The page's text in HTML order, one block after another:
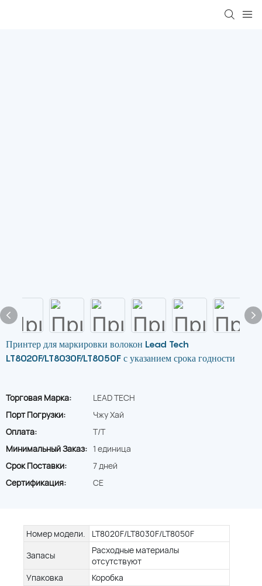
Принтер для маркировки волокон Lead Tech
LT8020F/LT8030F/LT8050F с указанием срока годности
Торговая Марка:
LEAD TECH
Порт Погрузки:
Чжу Хай
Оплата:
T/T
Минимальный Заказ: 1 единица
Срок Поставки:
7 дней
Сертификация:
CE
Номер модели.
LT8020F/LT8030F/LT8050F
Запасы
Расходные материалы
отсутствуют
Упаковка
Коробка